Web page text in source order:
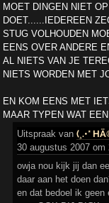
MOET DINGEN NIET
DOET......IEDEREEN
STUG VOLHOUDEN
EENS OVER ANDERE
AL NIETS VAN JE
NIETS WORDEN MET
EN KOM EENS MET
MAAR TYPEN WAT
Uitspraak van(¸.•*
30 augustus 2007 om
owja nou kijk jij dan
daar aan het doen
en dat bedoel ik